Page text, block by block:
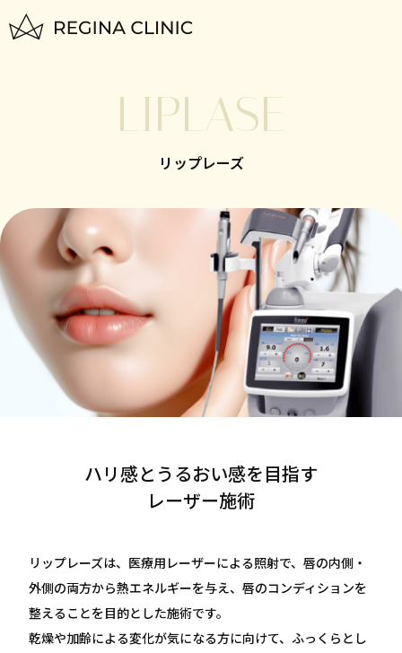
脱毛料金一覧
PLAN
いびき治療
NIGHTLASE
美容治療
クリニック一覧
よくある質問
RECRUITMENT
メンズ脱毛はこちら
MENS
LIPLASE
リップレーズ
ハリ感とうるおい感を目指す
レーザー施術
リップレーズは、医療用レーザーによる照射で、唇の内側・
外側の両方から熱エネルギーを与え、唇のコンディションを
整えることを目的とした施術です。
乾燥や加齢による変化が気になる方に向けて、ふっくらとし